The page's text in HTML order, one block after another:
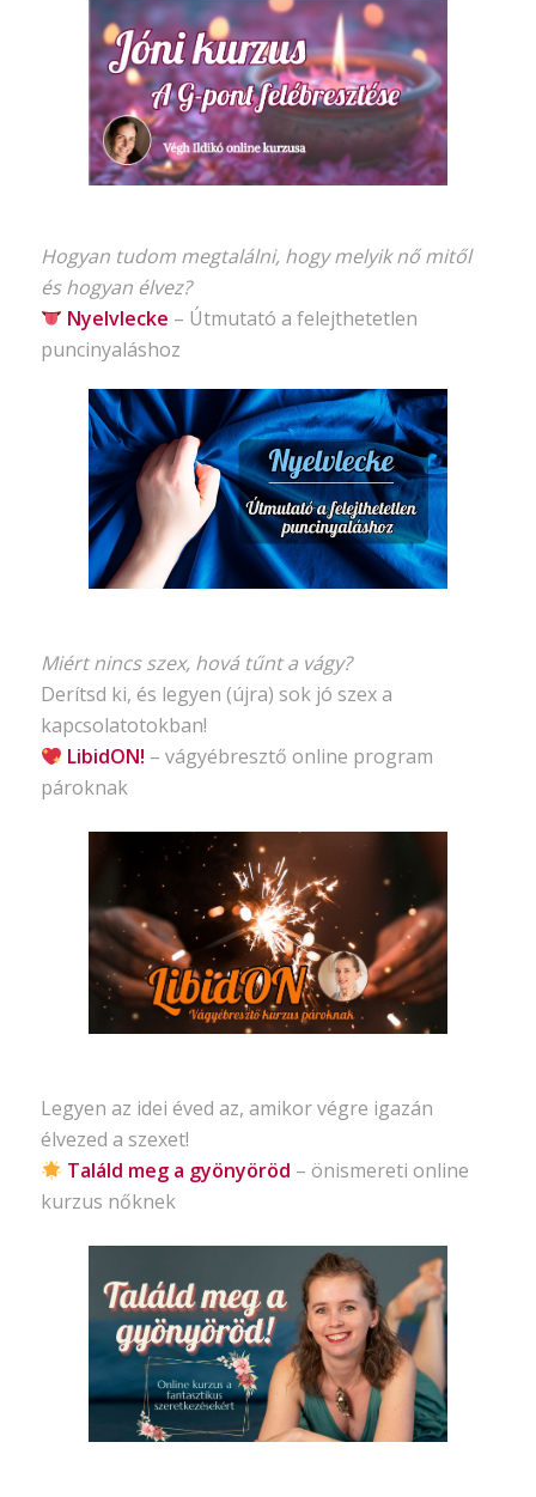
Hogyan tudom megtalálni, hogy melyik nő mitől
és hogyan élvez?
Nyelvlecke – Útmutató a felejthetetlen
puncinyaláshoz
Miért nincs szex, hová tűnt a vágy?
Derítsd ki, és legyen (újra) sok jó szex a
kapcsolatotokban!
LibidON! – vágyébresztő online program
pároknak
Legyen az idei éved az, amikor végre igazán
élvezed a szexet!
Találd meg a gyönyöröd – önismereti online
kurzus nőknek